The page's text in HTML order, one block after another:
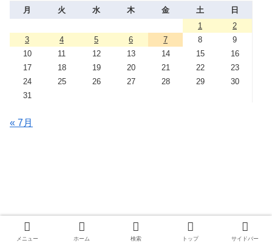
月 火 水 木 金 土
日
1
2
3
4 5 6 7 8
9
10
11 12 13 14 15
16
17
18 19 20 21 22
23
24
25 26 27 28 29
30
31
« 7月
メニュー ホーム 検索 トップ サイドバー